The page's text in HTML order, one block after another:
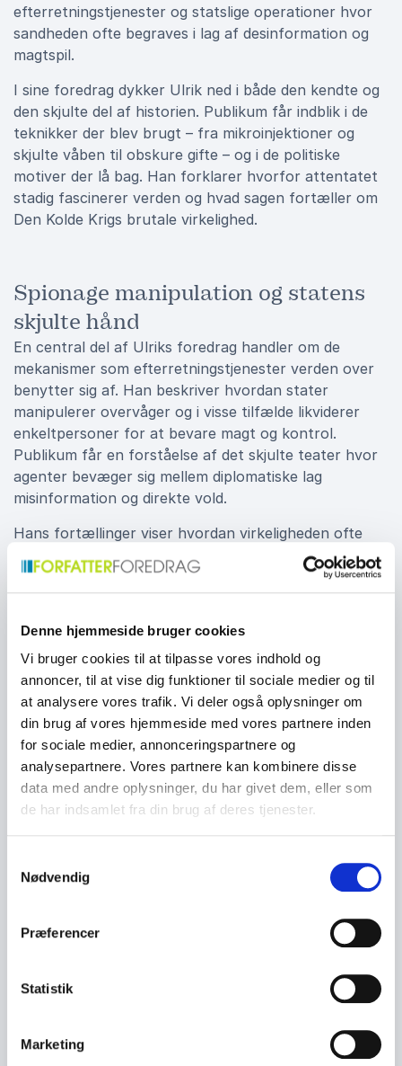
Denne hjemmeside bruger cookies
Vi bruger cookies til at tilpasse vores indhold og
annoncer, til at vise dig funktioner til sociale medier og til
at analysere vores trafik. Vi deler også oplysninger om
din brug af vores hjemmeside med vores partnere inden
for sociale medier, annonceringspartnere og
analysepartnere. Vores partnere kan kombinere disse
data med andre oplysninger, du har givet dem, eller som
de har indsamlet fra din brug af deres tjenester.
Nødvendig
Præferencer
Statistik
Marketing
efterretningstjenester og statslige operationer hvor
sandheden ofte begraves i lag af desinformation og
magtspil.
I sine foredrag dykker Ulrik ned i både den kendte og
den skjulte del af historien. Publikum får indblik i de
teknikker der blev brugt – fra mikroinjektioner og
skjulte våben til obskure gifte – og i de politiske
motiver der lå bag. Han forklarer hvorfor attentatet
stadig fascinerer verden og hvad sagen fortæller om
Den Kolde Krigs brutale virkelighed.
Spionage manipulation og statens
skjulte hånd
En central del af Ulriks foredrag handler om de
mekanismer som efterretningstjenester verden over
benytter sig af. Han beskriver hvordan stater
manipulerer overvåger og i visse tilfælde likviderer
enkeltpersoner for at bevare magt og kontrol.
Publikum får en forståelse af det skjulte teater hvor
agenter bevæger sig mellem diplomatiske lag
misinformation og direkte vold.
Hans fortællinger viser hvordan virkeligheden ofte
overgår fiktionen, og hvordan de mennesker der
befinder sig midt i det hele betaler prisen. Foredraget
er både oplysende og dybt tankevækkende fordi Ulrik
konsekvenserne for individer samfund og historien
som helhed.
Fra DR til eget produktionsselskab
Ud over sit arbejde som forfatter har Ulrik haft
lederroller i DR hvor han har været med til at udvikle
og redigere dokumentariske formater. I dag driver han
samfundsmæssig tyngde. Hans erfaring fra både
journalistikken og tv-verdenen giver ham et særligt
klart og fængende.
sandheden – selv når den er farlig – skal findes og
på personer og miljøer de færreste har adgang til.